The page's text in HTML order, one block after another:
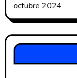
octubre 2024